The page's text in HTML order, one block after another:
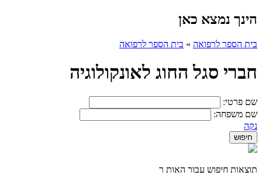
הינך נמצא כאן
בית הספר לרפואה » בית הספר לרפואה
חברי סגל החוג לאונקולוגיה
שם פרטי:
שם משפחה:
נקה
תוצאות חיפוש עבור האות ר